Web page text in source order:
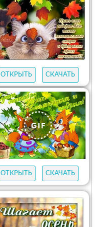
ОТКРЫТЬ СКАЧАТЬ
ОТКРЫТЬ СКАЧАТЬ